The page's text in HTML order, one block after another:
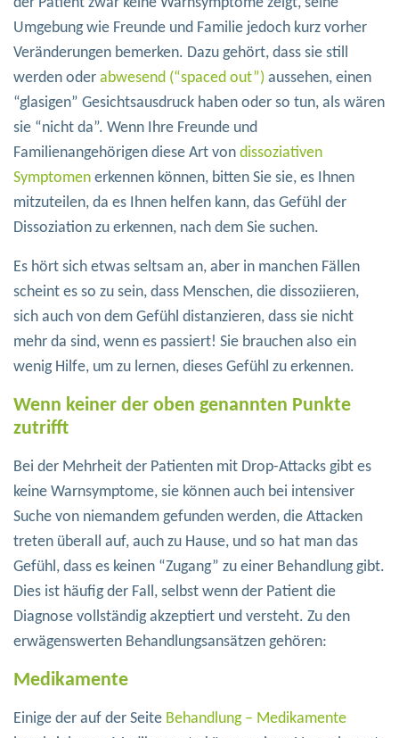
Umgebung wie Freunde und Familie jedoch kurz vorher
Veränderungen bemerken. Dazu gehört, dass sie still
werden oder abwesend (“spaced out”) aussehen, einen
“glasigen” Gesichtsausdruck haben oder so tun, als wären
sie “nicht da”. Wenn Ihre Freunde und
Familienangehörigen diese Art von dissoziativen
Symptomen erkennen können, bitten Sie sie, es Ihnen
mitzuteilen, da es Ihnen helfen kann, das Gefühl der
Dissoziation zu erkennen, nach dem Sie suchen.
Es hört sich etwas seltsam an, aber in manchen Fällen
scheint es so zu sein, dass Menschen, die dissoziieren,
sich auch von dem Gefühl distanzieren, dass sie nicht
mehr da sind, wenn es passiert! Sie brauchen also ein
wenig Hilfe, um zu lernen, dieses Gefühl zu erkennen.
Wenn keiner der oben genannten Punkte
zutrifft
Bei der Mehrheit der Patienten mit Drop-Attacks gibt es
keine Warnsymptome, sie können auch bei intensiver
Suche von niemandem gefunden werden, die Attacken
treten überall auf, auch zu Hause, und so hat man das
Gefühl, dass es keinen “Zugang” zu einer Behandlung gibt.
Dies ist häufig der Fall, selbst wenn der Patient die
Diagnose vollständig akzeptiert und versteht. Zu den
erwägenswerten Behandlungsansätzen gehören:
Medikamente
Einige der auf der Seite Behandlung – Medikamente